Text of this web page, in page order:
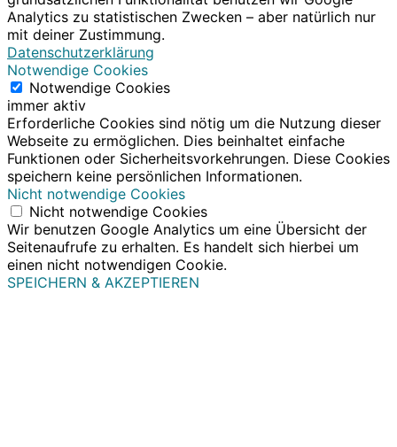
Analytics zu statistischen Zwecken – aber natürlich nur
mit deiner Zustimmung.
Datenschutzerklärung
Notwendige Cookies
Notwendige Cookies
immer aktiv
Erforderliche Cookies sind nötig um die Nutzung dieser
Webseite zu ermöglichen. Dies beinhaltet einfache
Funktionen oder Sicherheitsvorkehrungen. Diese Cookies
speichern keine persönlichen Informationen.
Nicht notwendige Cookies
Nicht notwendige Cookies
Wir benutzen Google Analytics um eine Übersicht der
Seitenaufrufe zu erhalten. Es handelt sich hierbei um
einen nicht notwendigen Cookie.
SPEICHERN & AKZEPTIEREN